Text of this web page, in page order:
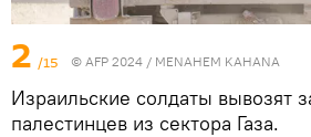
2 /15 © AFP 2024 / MENAHEM KAHANA
Израильские солдаты вывозят
палестинцев из сектора Газа.